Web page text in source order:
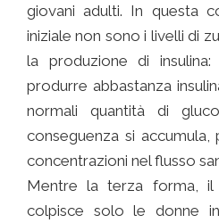
giovani adulti. In questa
iniziale non sono i livelli di
la produzione di
produrre abbastanza
normali quantità di
conseguenza si
concentrazioni nel flusso
Mentre la terza forma, il
colpisce solo le donne